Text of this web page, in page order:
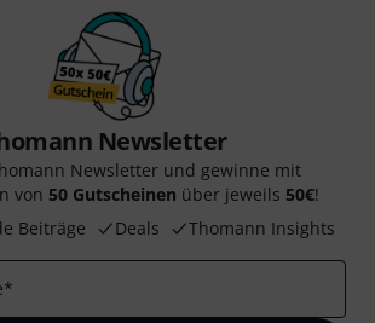
Newsletter
Newsletter und gewinne mit
von 50 Gutscheinen über jeweils 50€!
Beiträge
Deals Thomann Insights
*